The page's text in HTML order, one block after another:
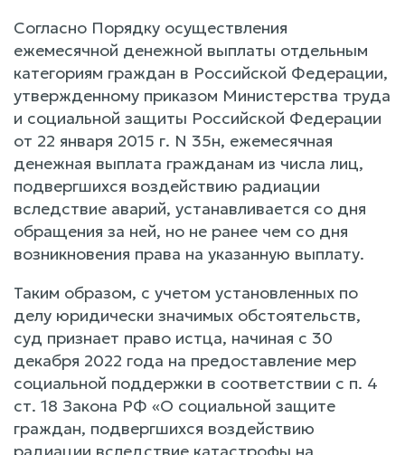
Согласно Порядку осуществления
ежемесячной денежной выплаты отдельным
категориям граждан в Российской Федерации,
утвержденному приказом Министерства труда
и социальной защиты Российской Федерации
от 22 января 2015 г. N 35н, ежемесячная
денежная выплата гражданам из числа лиц,
подвергшихся воздействию радиации
вследствие аварий, устанавливается со дня
обращения за ней, но не ранее чем со дня
возникновения права на указанную выплату.
Таким образом, с учетом установленных по
делу юридически значимых обстоятельств,
суд признает право истца, начиная с 30
декабря 2022 года на предоставление мер
социальной поддержки в соответствии с п. 4
ст. 18 Закона РФ «О социальной защите
граждан, подвергшихся воздействию
радиации вследствие катастрофы на